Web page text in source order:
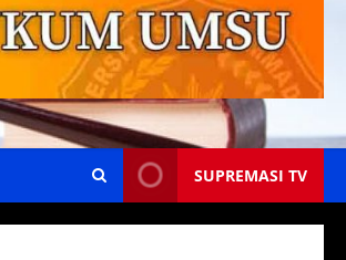
SUPREMASI TV